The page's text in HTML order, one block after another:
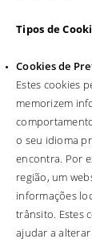
Tipos de
Cookies de
Estes cookies
memorizem
o seu idioma
encontra. Por
região, um
informações
trânsito. Estes
ajudar a